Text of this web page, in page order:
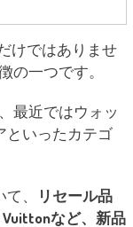
けではありませ
の一つです。
最近ではウォッ
といったカテゴ
、
リセール品
Vuittonなど、新品